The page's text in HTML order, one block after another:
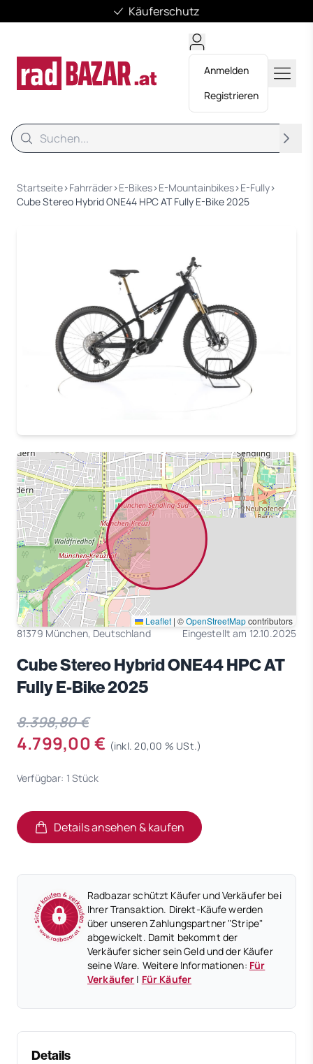
Käuferschutz
Anmelden
Registrieren
Suche
Startseite›Fahrräder›E-Bikes›E-Mountainbikes›E-Fully›
Cube Stereo Hybrid ONE44 HPC AT Fully E-Bike 2025
Leaflet | ©OpenStreetMapcontributors
81379 München, Deutschland Eingestellt am 12.10.2025
Cube Stereo Hybrid ONE44 HPC AT
Fully E-Bike 2025
8.398,80 €
4.799,00 € (inkl. 20,00 % USt.)
Verfügbar: 1 Stück
Details ansehen & kaufen
(öffnet in neuem Tab)
(öffnet in neuem Tab)
Radbazar schützt Käufer und Verkäufer bei
Ihrer Transaktion. Direkt-Käufe werden
über unseren Zahlungspartner "Stripe"
abgewickelt. Damit bekommt der
Verkäufer sicher sein Geld und der Käufer
seine Ware. Weitere Informationen: Für
Verkäufer | Für Käufer
Details